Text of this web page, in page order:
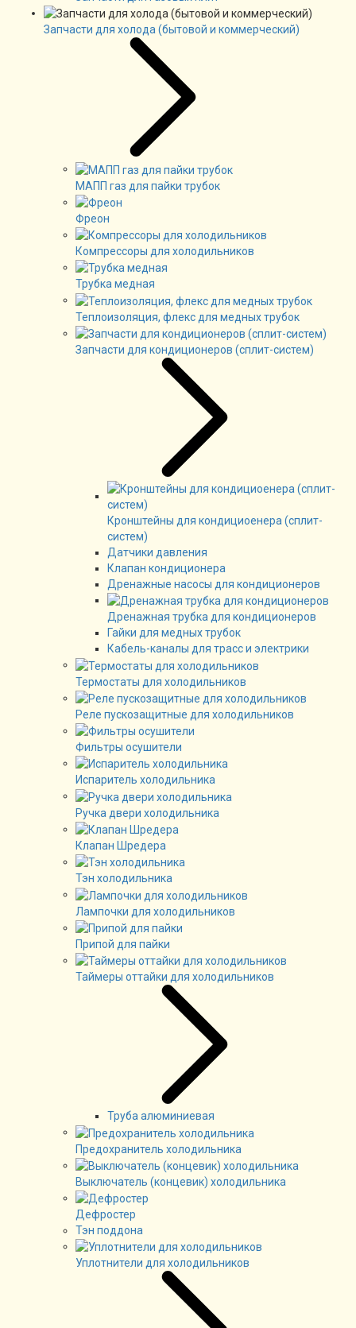
Запчасти для холода (бытовой и коммерческий)
МАПП газ для пайки трубок
Фреон
Компрессоры для холодильников
Трубка медная
Теплоизоляция, флекс для медных трубок
Запчасти для кондиционеров (сплит-систем)
Кронштейны для кондициоенера (сплит-
систем)
Датчики давления
Клапан кондиционера
Дренажные насосы для кондиционеров
Дренажная трубка для кондиционеров
Гайки для медных трубок
Кабель-каналы для трасс и электрики
Термостаты для холодильников
Реле пускозащитные для холодильников
Фильтры осушители
Испаритель холодильника
Ручка двери холодильника
Клапан Шредера
Тэн холодильника
Лампочки для холодильников
Припой для пайки
Таймеры оттайки для холодильников
Труба алюминиевая
Предохранитель холодильника
Выключатель (концевик) холодильника
Дефростер
Тэн поддона
Уплотнители для холодильников